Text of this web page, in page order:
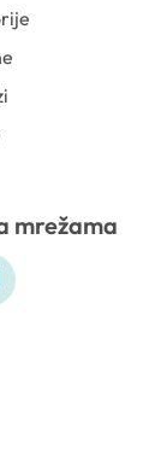
mrežama